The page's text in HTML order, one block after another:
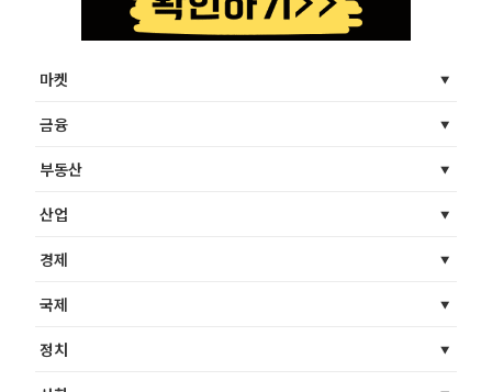
마켓
금융
부동산
산업
경제
국제
정치